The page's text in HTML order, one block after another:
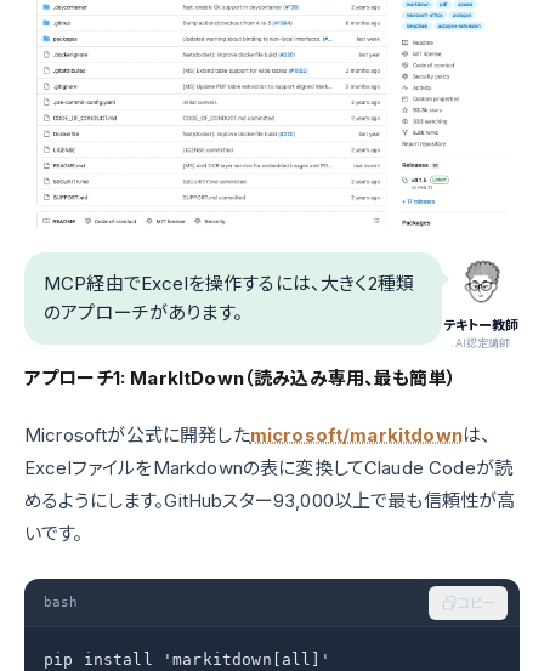
テキトー教師
.AI認定講師
MCP経由でExcelを操作するには、大きく2種類
のアプローチがあります。
アプローチ1: MarkItDown（読み込み専用、最も簡単）
Microsoftが公式に開発したmicrosoft/markitdownは、
ExcelファイルをMarkdownの表に変換してClaude Codeが読
めるようにします。GitHubスター93,000以上で最も信頼性が高
いです。
bash コピー
pip install 'markitdown[all]'